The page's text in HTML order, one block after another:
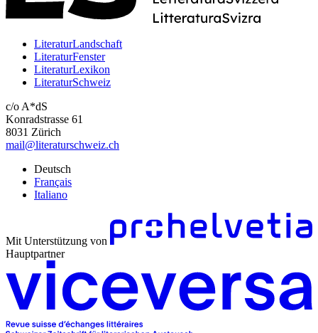
LiteraturLandschaft
LiteraturFenster
LiteraturLexikon
LiteraturSchweiz
c/o A*dS
Konradstrasse 61
8031 Zürich
mail@literaturschweiz.ch
Deutsch
Français
Italiano
Mit Unterstützung von
Hauptpartner